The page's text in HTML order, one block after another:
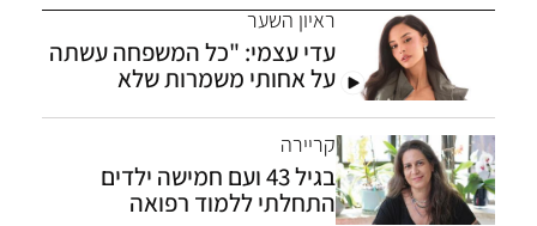
ראיון השער
עדי עצמי: "כל המשפחה עשתה
על אחותי משמרות שלא
קריירה
בגיל 43 ועם חמישה ילדים
התחלתי ללמוד רפואה